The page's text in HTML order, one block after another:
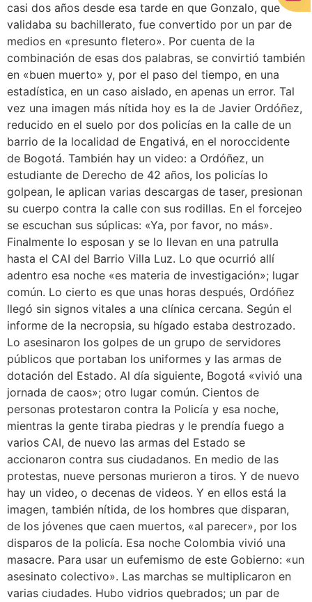
casi dos años desde esa tarde en que Gonzalo, que
validaba su bachillerato, fue convertido por un par de
medios en «presunto fletero». Por cuenta de la
combinación de esas dos palabras, se convirtió también
en «buen muerto» y, por el paso del tiempo, en una
estadística, en un caso aislado, en apenas un error. Tal
vez una imagen más nítida hoy es la de Javier Ordóñez,
reducido en el suelo por dos policías en la calle de un
barrio de la localidad de Engativá, en el noroccidente
de Bogotá. También hay un video: a Ordóñez, un
estudiante de Derecho de 42 años, los policías lo
golpean, le aplican varias descargas de taser, presionan
su cuerpo contra la calle con sus rodillas. En el forcejeo
se escuchan sus súplicas: «Ya, por favor, no más».
Finalmente lo esposan y se lo llevan en una patrulla
hasta el CAI del Barrio Villa Luz. Lo que ocurrió allí
adentro esa noche «es materia de investigación»; lugar
común. Lo cierto es que unas horas después, Ordóñez
llegó sin signos vitales a una clínica cercana. Según el
informe de la necropsia, su hígado estaba destrozado.
Lo asesinaron los golpes de un grupo de servidores
públicos que portaban los uniformes y las armas de
dotación del Estado. Al día siguiente, Bogotá «vivió una
jornada de caos»; otro lugar común. Cientos de
personas protestaron contra la Policía y esa noche,
mientras la gente tiraba piedras y le prendía fuego a
varios CAI, de nuevo las armas del Estado se
accionaron contra sus ciudadanos. En medio de las
protestas, nueve personas murieron a tiros. Y de nuevo
hay un video, o decenas de videos. Y en ellos está la
imagen, también nítida, de los hombres que disparan,
de los jóvenes que caen muertos, «al parecer», por los
disparos de la policía. Esa noche Colombia vivió una
masacre. Para usar un eufemismo de este Gobierno: «un
asesinato colectivo». Las marchas se multiplicaron en
varias ciudades. Hubo vidrios quebrados; un par de